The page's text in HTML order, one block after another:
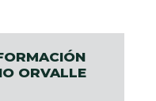
ORVALLE